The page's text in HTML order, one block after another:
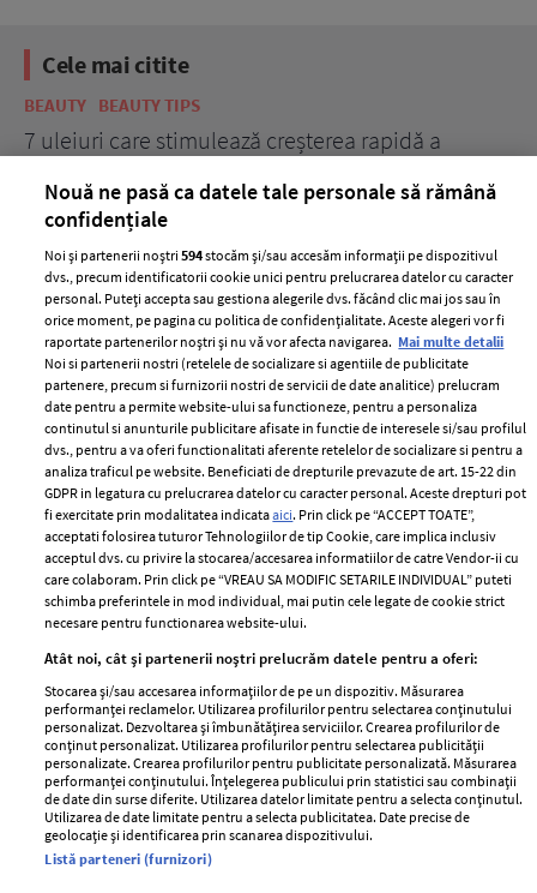
Cele mai citite
BEAUTY BEAUTY TIPS
7 uleiuri care stimulează creșterea rapidă a
ELLE Style Awards
2024
Despre ELLE
Romania
Contact
Abonamente
Termeni si conditii
Politica de
confidențialitate
Politica de cookies
Publicitate
GSP
Unica
Baby
Retete
femei
Viva
Avantaje
Retete practice
Pariază responsabil! Decizia ONJN nr. 821/25.09.2025.
Jocurile de noroc sunt interzise minorilor.
Nouă ne pasă ca datele tale personale să rămână
confidențiale
Noi și partenerii noștri594stocăm și/sau accesăm informații pe dispozitivul
dvs., precum identificatorii cookie unici pentru prelucrarea datelor cu caracter
personal. Puteți accepta sau gestiona alegerile dvs. făcând clic mai jos sau în
orice moment, pe pagina cu politica de confidențialitate. Aceste alegeri vor fi
raportate partenerilor noștri și nu vă vor afecta navigarea. Mai multe detalii
Noi si partenerii nostri (retelele de socializare si agentiile de publicitate
partenere, precum si furnizorii nostri de servicii de date analitice) prelucram
date pentru a permite website-ului sa functioneze, pentru a personaliza
continutul si anunturile publicitare afisate in functie de interesele si/sau profilul
dvs., pentru a va oferi functionalitati aferente retelelor de socializare si pentru a
analiza traficul pe website. Beneficiati de drepturile prevazute de art. 15-22 din
GDPR in legatura cu prelucrarea datelor cu caracter personal. Aceste drepturi pot
fi exercitate prin modalitatea indicataaici. Prin click pe “ACCEPT TOATE”,
acceptati folosirea tuturor Tehnologiilor de tip Cookie, care implica inclusiv
acceptul dvs. cu privire la stocarea/accesarea informatiilor de catre Vendor-ii cu
care colaboram. Prin click pe “VREAU SA MODIFIC SETARILE INDIVIDUAL” puteti
schimba preferintele in mod individual, mai putin cele legate de cookie strict
necesare pentru functionarea website-ului.
Atât noi, cât și partenerii noștri prelucrăm datele pentru a oferi:
Stocarea și/sau accesarea informațiilor de pe un dispozitiv. Măsurarea
performanței reclamelor. Utilizarea profilurilor pentru selectarea conținutului
personalizat. Dezvoltarea și îmbunătățirea serviciilor. Crearea profilurilor de
conținut personalizat. Utilizarea profilurilor pentru selectarea publicității
personalizate. Crearea profilurilor pentru publicitate personalizată. Măsurarea
performanței conținutului. Înțelegerea publicului prin statistici sau combinații
de date din surse diferite. Utilizarea datelor limitate pentru a selecta conținutul.
Utilizarea de date limitate pentru a selecta publicitatea. Date precise de
geolocație și identificarea prin scanarea dispozitivului.
Listă parteneri (furnizori)